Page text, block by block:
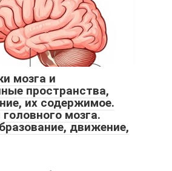
мозга и
пространства,
их содержимое.
мозга.
движение,